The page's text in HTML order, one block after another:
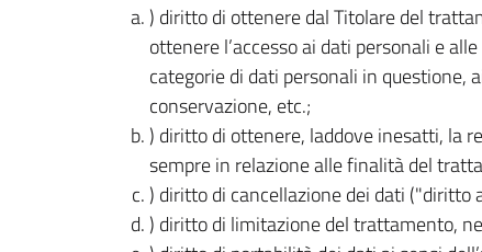
) diritto di ottenere dal Titolare del
ottenere l’accesso ai dati personali e
categorie di dati personali in questione,
conservazione, etc.;
) diritto di ottenere, laddove inesatti, la
sempre in relazione alle finalità del
) diritto di cancellazione dei dati ("diritto
) diritto di limitazione del trattamento,